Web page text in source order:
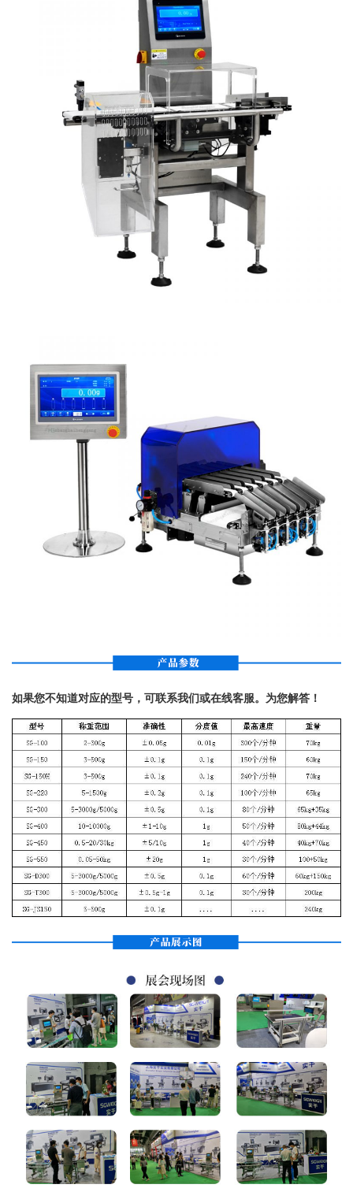
如果您不知道对应的型号，可联系我们或在线客服。为您解答！